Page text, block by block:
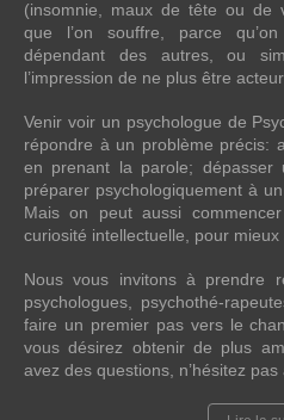
(insomnie, maux de tête ou de
que l’on souffre, parce
dépendant des autres, ou
l’impression de ne plus être
Venir voir un psychologue de
répondre à un problème précis:
en prenant la parole; dépasser
préparer psychologiquement à
Mais on peut aussi
curiosité intellectuelle, pour mieux
Nous vous invitons à prendre
psychologues, psychothé-
faire un premier pas vers le
vous désirez obtenir de plus
avez des questions, n’hésitez pas